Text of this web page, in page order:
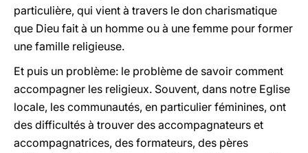
particulière, qui vient à travers le don charismatique
que Dieu fait à un homme ou à une femme pour former
une famille religieuse.
Et puis un problème: le problème de savoir comment
accompagner les religieux. Souvent, dans notre Eglise
locale, les communautés, en particulier féminines, ont
des difficultés à trouver des accompagnateurs et
accompagnatrices, des formateurs, des pères